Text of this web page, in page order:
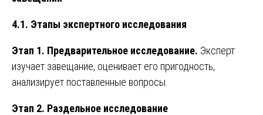
4.1. Этапы экспертного исследования
Этап 1. Предварительное исследование. Эксперт
изучает завещание, оценивает его пригодность,
анализирует поставленные вопросы.
Этап 2. Раздельное исследование